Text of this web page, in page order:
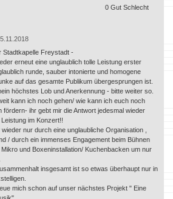
Stadtkapelle Freystadt -
erneut eine unglaublich tolle Leistung erster
runde, sauber intonierte und homogene
auf das gesamte Publikum übergesprungen ist.
höchstes Lob und Anerkennung - bitte weiter so.
kann ich noch gehen/ wie kann ich euch noch
ihr gebt mir die Antwort jedesmal wieder
im Konzert!!
nur durch eine unglaubliche Organisation ,
/ durch ein immenses Engagement beim Bühnen
und Boxeninstallation/ Kuchenbacken um nur
insgesamt ist so etwas überhaupt nur in
mich schon auf unser nächstes Projekt " Eine
0 Gut Schlecht